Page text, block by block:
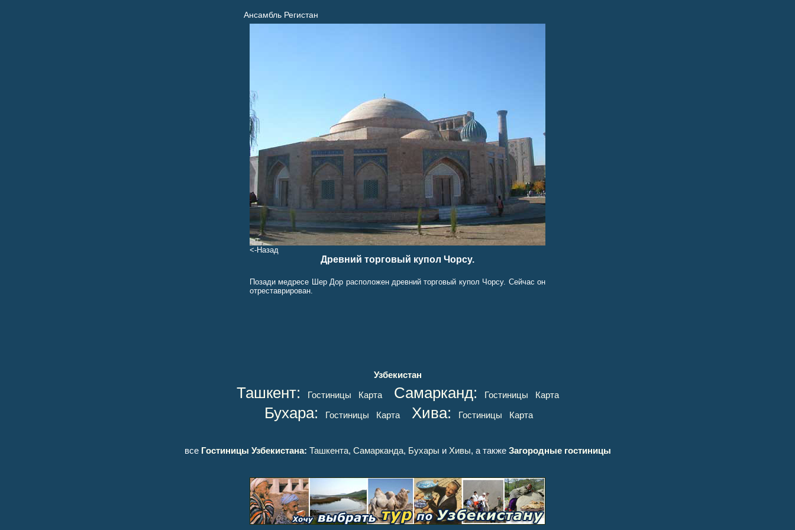
Ансамбль Регистан
<-Назад
Древний торговый купол Чорсу.
Позади медресе Шер Дор расположен древний торговый купол Чорсу. Сейчас он
отреставрирован.
Узбекистан
Ташкент: Гостиницы Карта Самарканд: Гостиницы Карта
Бухара: Гостиницы Карта Хива: Гостиницы Карта
все Гостиницы Узбекистана: Ташкента, Самарканда, Бухары и Хивы, а также Загородные гостиницы